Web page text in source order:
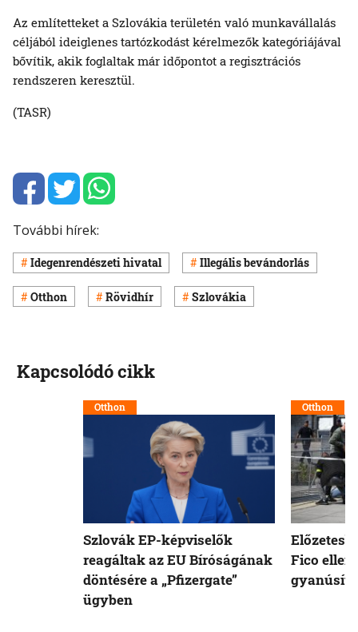
Az említetteket a Szlovákia területén való munkavállalás
céljából ideiglenes tartózkodást kérelmezők kategóriájával
bővítik, akik foglaltak már időpontot a regisztrációs
rendszeren keresztül.
(TASR)
További hírek:
Idegenrendészeti hivatal Illegális bevándorlás
Otthon Rövidhír Szlovákia
Kapcsolódó cikk
Otthon
Szlovák EP-képviselők
reagáltak az EU Bíróságának
döntésére a „Pfizergate”
ügyben
Otthon
Fico